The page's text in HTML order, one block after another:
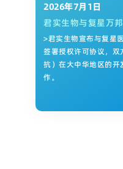
2026年7月1日
君实生物与复星万
17A）达成研发和
>君实生物宣布与复星
签署授权许可协议，
抗）在大中华地区的
作。